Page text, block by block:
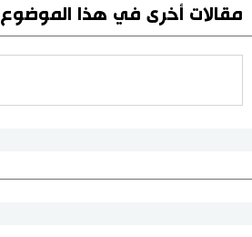
مقالات أخرى في هذا الموضوع